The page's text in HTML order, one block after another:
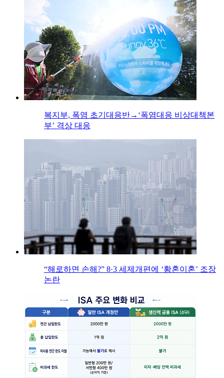
복지부, 폭염 초기대응반→‘폭염대응 비상대책본
부’ 격상 대응
“해로하면 손해?” 8·3 세제개편에 ‘황혼이혼’ 조장
논란